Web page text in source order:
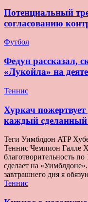
Потенциальный
согласованию
Футбол
Федун рассказал,
«Лукойла» на
Теннис
Хуркач
каждый сделанный
Теги Уимблдон ATP
Теннис Чемпион Галле
благотворительность
сделает на
завтрашнего дня я
Теннис